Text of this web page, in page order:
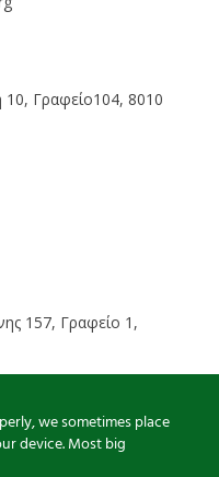
Γραφείο104, 8010
157, Γραφείο 1,
we sometimes place
device. Most big